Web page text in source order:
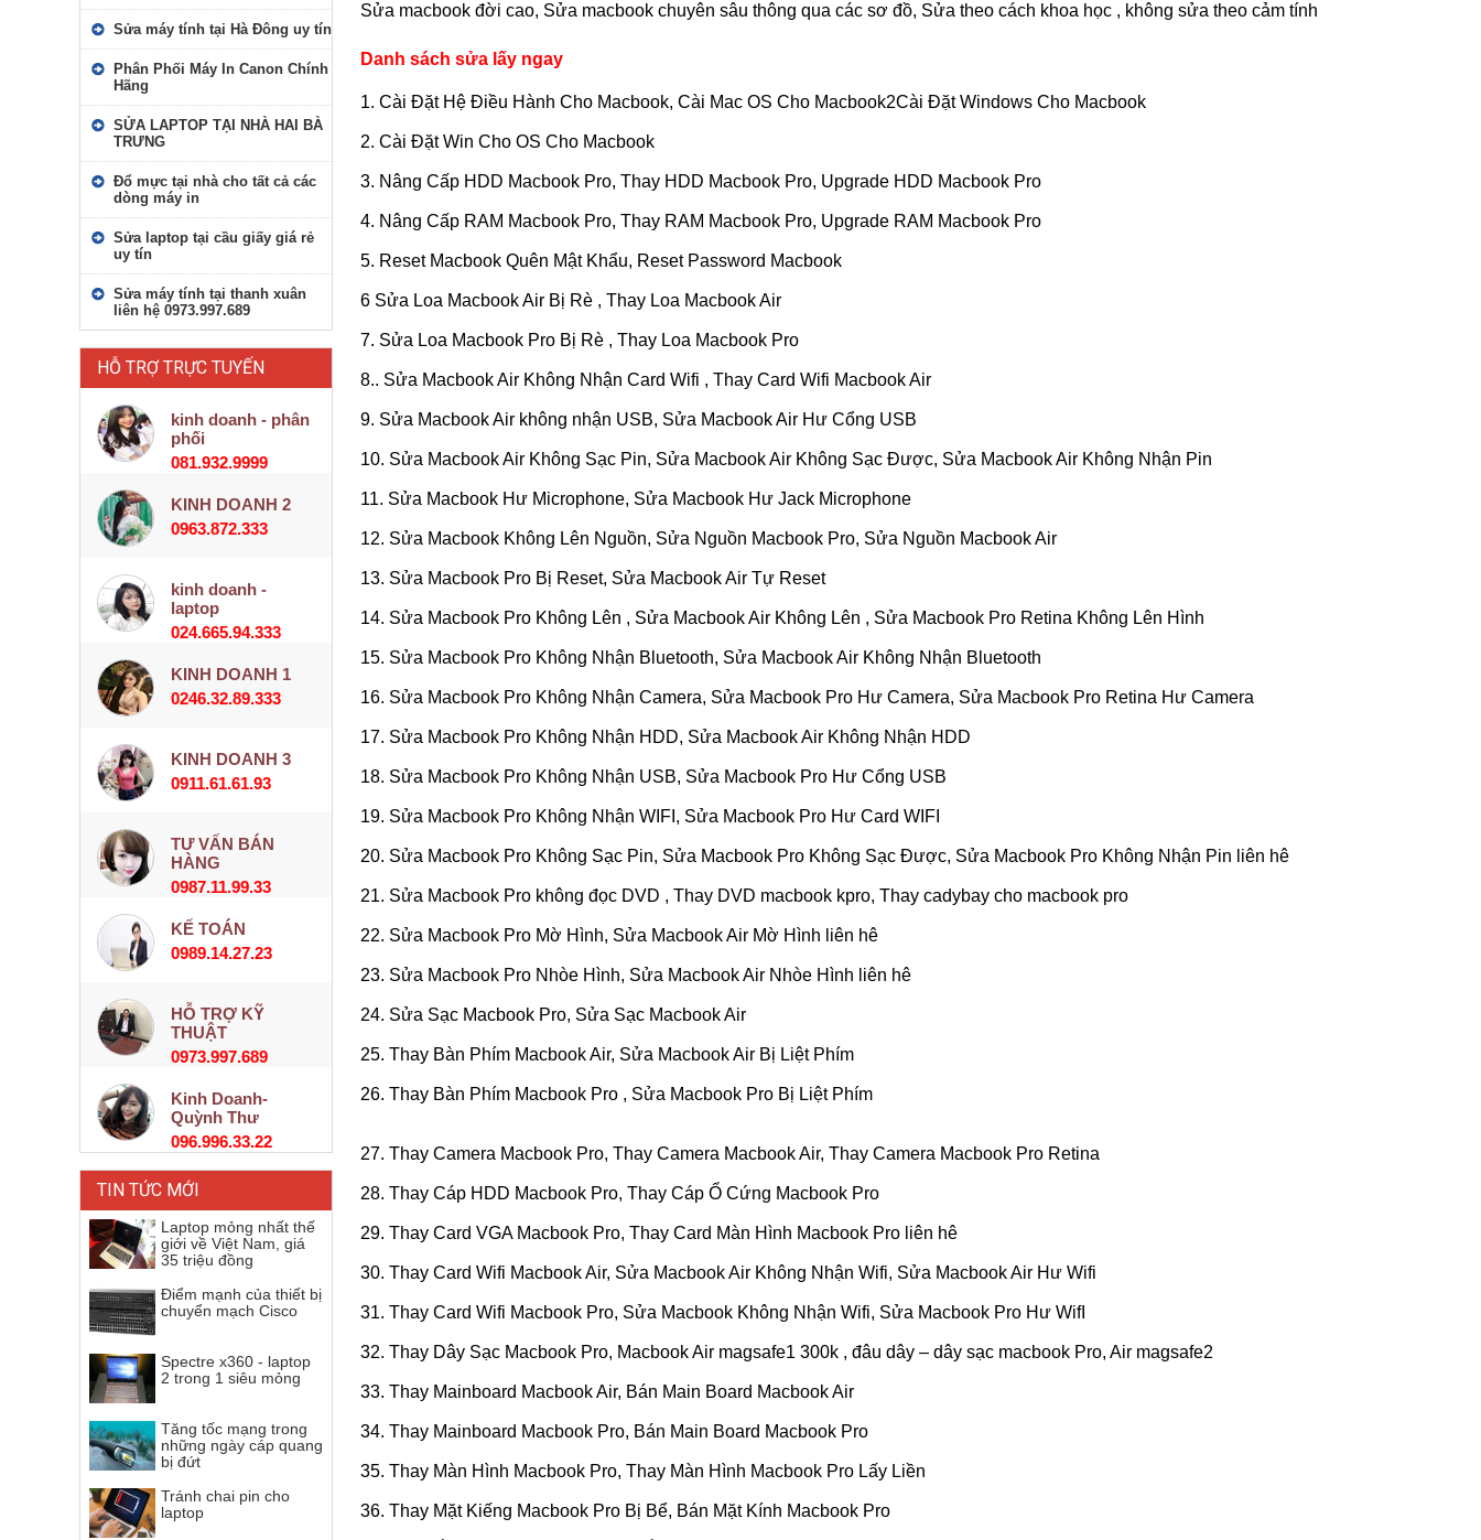
Sửa máy tính tại Hà Đông uy tín
Phân Phối Máy In Canon Chính
Hãng
SỬA LAPTOP TẠI NHÀ HAI BÀ
TRƯNG
Đổ mực tại nhà cho tất cả các
dòng máy in
Sửa laptop tại cầu giấy giá rẻ
uy tín
Sửa máy tính tại thanh xuân
liên hệ 0973.997.689
HỖ TRỢ TRỰC TUYẾN
kinh doanh - phân
phối
081.932.9999
KINH DOANH 2
0963.872.333
kinh doanh -
laptop
024.665.94.333
KINH DOANH 1
0246.32.89.333
KINH DOANH 3
0911.61.61.93
TƯ VẤN BÁN
HÀNG
0987.11.99.33
KẾ TOÁN
0989.14.27.23
HỖ TRỢ KỸ
THUẬT
0973.997.689
Kinh Doanh-
Quỳnh Thư
096.996.33.22
TIN TỨC MỚI
Laptop mỏng nhất thế
giới về Việt Nam, giá
35 triệu đồng
Điểm mạnh của thiết bị
chuyển mạch Cisco
Spectre x360 - laptop
2 trong 1 siêu mỏng
Tăng tốc mạng trong
những ngày cáp quang
bị đứt
Tránh chai pin cho
laptop
Sửa macbook đời cao, Sửa macbook chuyên sâu thông qua các sơ đồ, Sửa theo cách khoa học , không sửa theo cảm tính
Danh sách sửa lấy ngay
1. Cài Đặt Hệ Điều Hành Cho Macbook, Cài Mac OS Cho Macbook2Cài Đặt Windows Cho Macbook
2. Cài Đặt Win Cho OS Cho Macbook
3. Nâng Cấp HDD Macbook Pro, Thay HDD Macbook Pro, Upgrade HDD Macbook Pro
4. Nâng Cấp RAM Macbook Pro, Thay RAM Macbook Pro, Upgrade RAM Macbook Pro
5. Reset Macbook Quên Mật Khẩu, Reset Password Macbook
6 Sửa Loa Macbook Air Bị Rè , Thay Loa Macbook Air
7. Sửa Loa Macbook Pro Bị Rè , Thay Loa Macbook Pro
8.. Sửa Macbook Air Không Nhận Card Wifi , Thay Card Wifi Macbook Air
9. Sửa Macbook Air không nhận USB, Sửa Macbook Air Hư Cổng USB
10. Sửa Macbook Air Không Sạc Pin, Sửa Macbook Air Không Sạc Được, Sửa Macbook Air Không Nhận Pin
11. Sửa Macbook Hư Microphone, Sửa Macbook Hư Jack Microphone
12. Sửa Macbook Không Lên Nguồn, Sửa Nguồn Macbook Pro, Sửa Nguồn Macbook Air
13. Sửa Macbook Pro Bị Reset, Sửa Macbook Air Tự Reset
14. Sửa Macbook Pro Không Lên , Sửa Macbook Air Không Lên , Sửa Macbook Pro Retina Không Lên Hình
15. Sửa Macbook Pro Không Nhận Bluetooth, Sửa Macbook Air Không Nhận Bluetooth
16. Sửa Macbook Pro Không Nhận Camera, Sửa Macbook Pro Hư Camera, Sửa Macbook Pro Retina Hư Camera
17. Sửa Macbook Pro Không Nhận HDD, Sửa Macbook Air Không Nhận HDD
18. Sửa Macbook Pro Không Nhận USB, Sửa Macbook Pro Hư Cổng USB
19. Sửa Macbook Pro Không Nhận WIFI, Sửa Macbook Pro Hư Card WIFI
20. Sửa Macbook Pro Không Sạc Pin, Sửa Macbook Pro Không Sạc Được, Sửa Macbook Pro Không Nhận Pin liên hê
21. Sửa Macbook Pro không đọc DVD , Thay DVD macbook kpro, Thay cadybay cho macbook pro
22. Sửa Macbook Pro Mờ Hình, Sửa Macbook Air Mờ Hình liên hê
23. Sửa Macbook Pro Nhòe Hình, Sửa Macbook Air Nhòe Hình liên hê
24. Sửa Sạc Macbook Pro, Sửa Sạc Macbook Air
25. Thay Bàn Phím Macbook Air, Sửa Macbook Air Bị Liệt Phím
26. Thay Bàn Phím Macbook Pro , Sửa Macbook Pro Bị Liệt Phím
27. Thay Camera Macbook Pro, Thay Camera Macbook Air, Thay Camera Macbook Pro Retina
28. Thay Cáp HDD Macbook Pro, Thay Cáp Ổ Cứng Macbook Pro
29. Thay Card VGA Macbook Pro, Thay Card Màn Hình Macbook Pro liên hê
30. Thay Card Wifi Macbook Air, Sửa Macbook Air Không Nhận Wifi, Sửa Macbook Air Hư Wifi
31. Thay Card Wifi Macbook Pro, Sửa Macbook Không Nhận Wifi, Sửa Macbook Pro Hư WifI
32. Thay Dây Sạc Macbook Pro, Macbook Air magsafe1 300k , đâu dây – dây sạc macbook Pro, Air magsafe2
33. Thay Mainboard Macbook Air, Bán Main Board Macbook Air
34. Thay Mainboard Macbook Pro, Bán Main Board Macbook Pro
35. Thay Màn Hình Macbook Pro, Thay Màn Hình Macbook Pro Lấy Liền
36. Thay Mặt Kiếng Macbook Pro Bị Bể, Bán Mặt Kính Macbook Pro